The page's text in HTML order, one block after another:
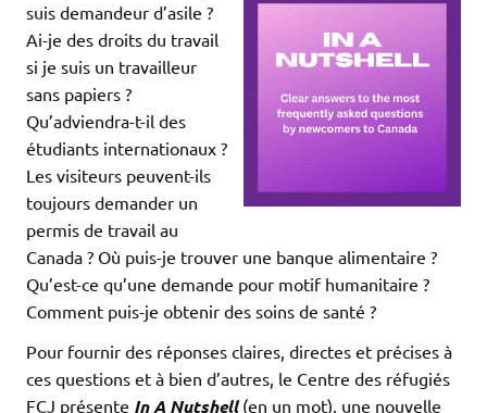
suis demandeur d’asile ?
Ai-je des droits du travail
si je suis un travailleur
sans papiers ?
Qu’adviendra-t-il des
étudiants internationaux ?
Les visiteurs peuvent-ils
toujours demander un
permis de travail au
Canada ? Où puis-je trouver une banque alimentaire ?
Qu’est-ce qu’une demande pour motif humanitaire ?
Comment puis-je obtenir des soins de santé ?
Pour fournir des réponses claires, directes et précises à
ces questions et à bien d’autres, le Centre des réfugiés
FCJ présente In A Nutshell(en un mot), une nouvelle